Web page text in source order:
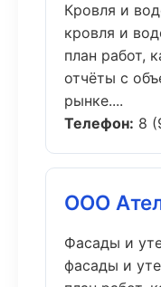
Кровля и
кровля и
план работ,
отчёты с
рынке....
Телефон: 8
ООО
Фасады и
фасады и